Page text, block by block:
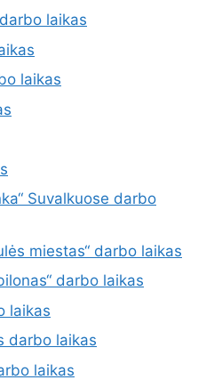
laikas
laikas
Suvalkuose darbo
miestas“ darbo laikas
darbo laikas
laikas
darbo laikas
laikas